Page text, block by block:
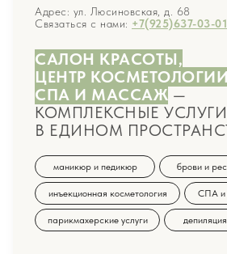
СПА и
парикмахерские услуги депиляция
инъекционная косметология
брови и
маникюр и педикюр
Адрес: ул. Люсиновская, д. 68
Связаться с нами: +7(925)637-03-01
САЛОН КРАСОТЫ,
ЦЕНТР
СПА И МАССАЖ —
КОМПЛЕКСНЫЕ УСЛУГИ
В ЕДИНОМ